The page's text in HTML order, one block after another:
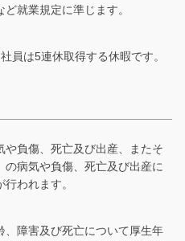
就業規定に準じます。
員は5連休取得する休暇です。
や負傷、死亡及び出産、またそ
の病気や負傷、死亡及び出産に
われます。
、障害及び死亡について厚生年